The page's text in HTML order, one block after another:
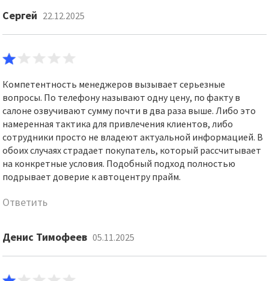
Сергей 22.12.2025
Компетентность менеджеров вызывает серьезные
вопросы. По телефону называют одну цену, по факту в
салоне озвучивают сумму почти в два раза выше. Либо это
намеренная тактика для привлечения клиентов, либо
сотрудники просто не владеют актуальной информацией. В
обоих случаях страдает покупатель, который рассчитывает
на конкретные условия. Подобный подход полностью
подрывает доверие к автоцентру прайм.
Ответить
Денис Тимофеев 05.11.2025